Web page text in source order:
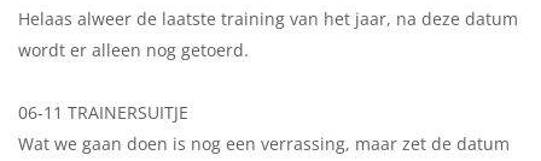
Helaas alweer de laatste training van het jaar, na deze datum
wordt er alleen nog getoerd.
06-11 TRAINERSUITJE
Wat we gaan doen is nog een verrassing, maar zet de datum